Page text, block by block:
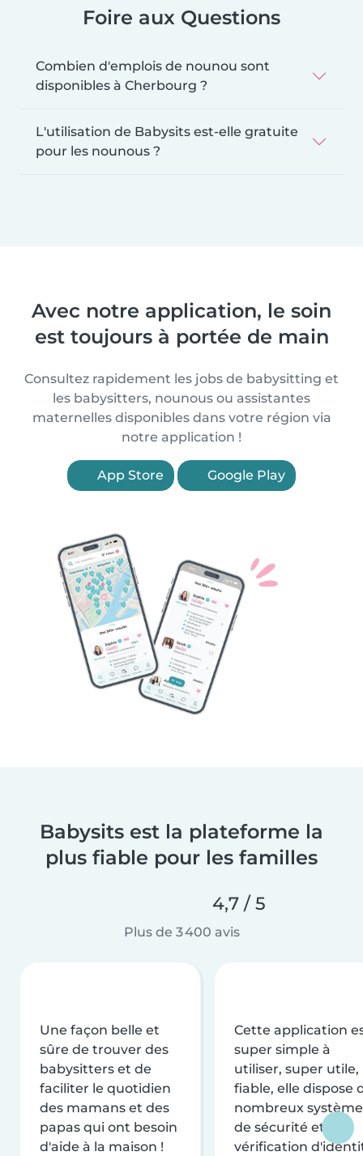
Foire aux Questions
Combien d'emplois de nounou sont
disponibles à Cherbourg ?
L'utilisation de Babysits est-elle gratuite
pour les nounous ?
Avec notre application, le soin
est toujours à portée de main
Consultez rapidement les jobs de babysitting et
les babysitters, nounous ou assistantes
maternelles disponibles dans votre région via
notre application !
App Store Google Play
Babysits est la plateforme la
plus fiable pour les familles
4,7 / 5
Plus de 3 400 avis
Une façon belle et
sûre de trouver des
babysitters et de
faciliter le quotidien
des mamans et des
papas qui ont besoin
d'aide à la maison !
Cette application
super simple à
utiliser, super utile,
fiable, elle dispose
nombreux
de sécurité et de
vérification